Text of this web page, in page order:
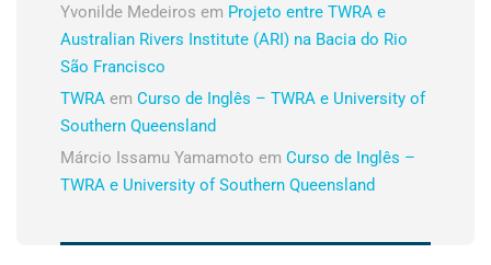
Yvonilde Medeiros em Projeto entre TWRA e
Australian Rivers Institute (ARI) na Bacia do Rio
São Francisco
TWRA em Curso de Inglês – TWRA e University of
Southern Queensland
Márcio Issamu Yamamoto em Curso de Inglês –
TWRA e University of Southern Queensland